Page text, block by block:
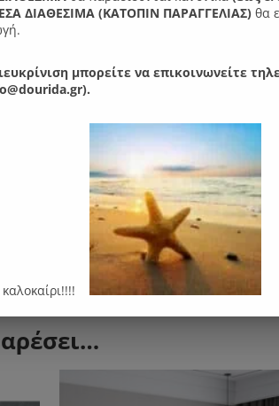
.Επιλογή χρωμάτων κρεβατιού.
+10 εκ. πλέον της διάστασης του
εκατοστά.
ΔΙΑΘΕΣΙΜΑ (ΚΑΤΟΠΙΝ ΠΑΡΑΓΓΕΛIΑΣ) θα
μπορείτε να επικοινωνείτε